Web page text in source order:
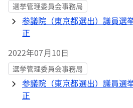
選挙管理委員会事務局
参議院（東京都選出）議員
正
2022年07月10日
選挙管理委員会事務局
参議院（東京都選出）議員
正